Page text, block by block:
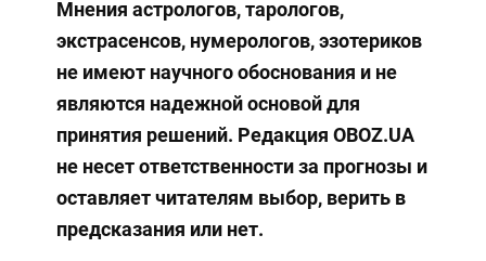
Мнения астрологов, тарологов,
экстрасенсов, нумерологов, эзотериков
не имеют научного обоснования и не
являются надежной основой для
принятия решений. Редакция OBOZ.UA
не несет ответственности за прогнозы и
оставляет читателям выбор, верить в
предсказания или нет.